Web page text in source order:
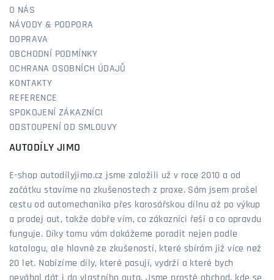
O NÁS
NÁVODY & PODPORA
DOPRAVA
OBCHODNÍ PODMÍNKY
OCHRANA OSOBNÍCH ÚDAJŮ
KONTAKTY
REFERENCE
SPOKOJENÍ ZÁKAZNÍCI
ODSTOUPENÍ OD SMLOUVY
AUTODÍLY JIMO
E-shop autodílyjimo.cz jsme založili už v roce 2010 a od
začátku stavíme na zkušenostech z praxe. Sám jsem prošel
cestu od automechanika přes karosářskou dílnu až po výkup
a prodej aut, takže dobře vím, co zákazníci řeší a co opravdu
funguje. Díky tomu vám dokážeme poradit nejen podle
katalogu, ale hlavně ze zkušeností, které sbírám již více než
20 let. Nabízíme díly, které pasují, vydrží a které bych